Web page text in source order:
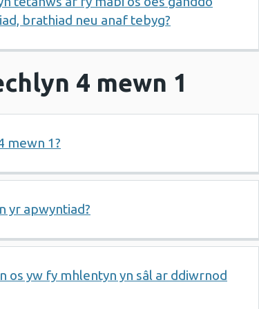
brathiad neu anaf tebyg?
4 mewn 1
mewn 1?
yr apwyntiad?
os yw fy mhlentyn yn sâl ar ddiwrnod